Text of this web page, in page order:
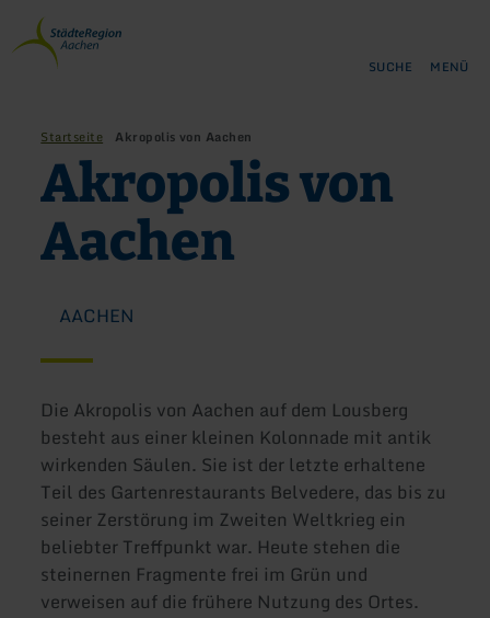
Zurück
zur
Startseite
SUCHE MENÜ
Startseite Akropolis von Aachen
Akropolis von
Aachen
AACHEN
Die Akropolis von Aachen auf dem Lousberg
besteht aus einer kleinen Kolonnade mit antik
wirkenden Säulen. Sie ist der letzte erhaltene
Teil des Gartenrestaurants Belvedere, das bis zu
seiner Zerstörung im Zweiten Weltkrieg ein
beliebter Treffpunkt war. Heute stehen die
steinernen Fragmente frei im Grün und
verweisen auf die frühere Nutzung des Ortes.